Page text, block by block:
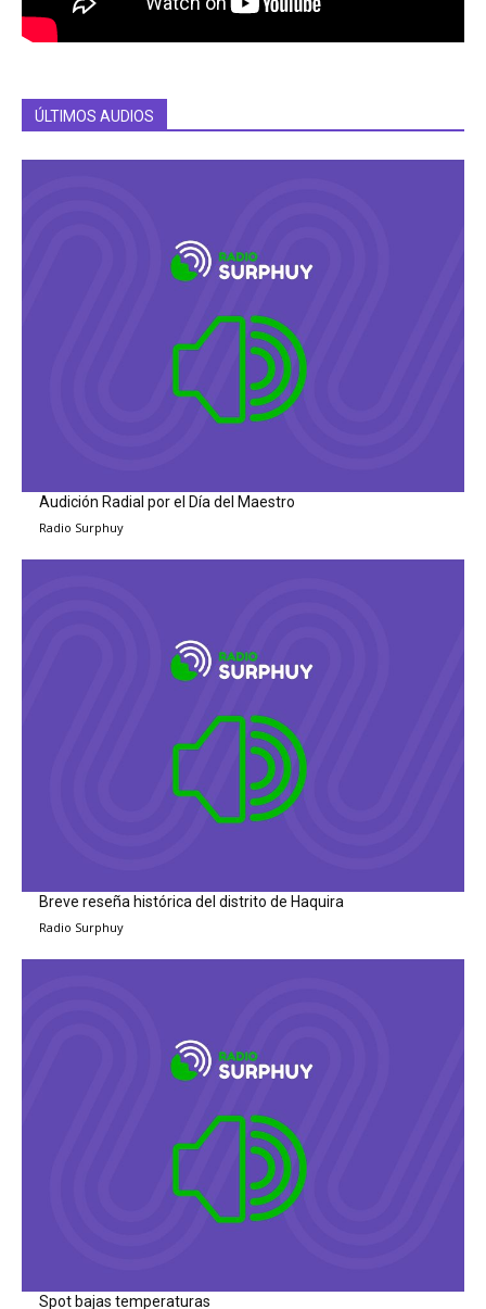
ÚLTIMOS AUDIOS
Audición Radial por el Día del Maestro
Radio Surphuy
Breve reseña histórica del distrito de Haquira
Radio Surphuy
Spot bajas temperaturas